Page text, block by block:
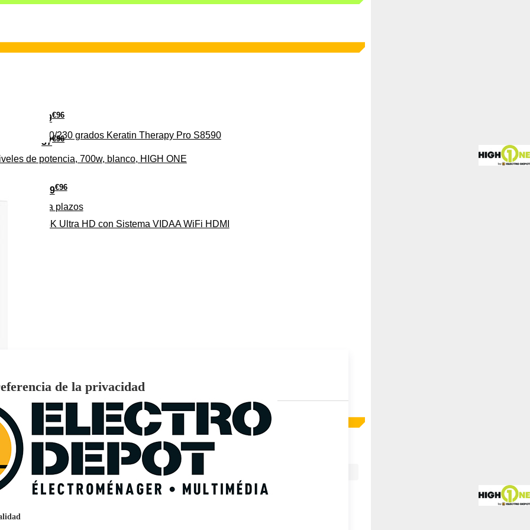
37€96
de potencia, 700w, blanco, HIGH ONE
29€96
160/230 grados Keratin Therapy Pro S8590
279€96
Pago a plazos
EL 4K Ultra HD con Sistema VIDAA WiFi HDMI
159€ 96
Pago aplazos
EcoTank EPSON ET-2861
de la privacidad